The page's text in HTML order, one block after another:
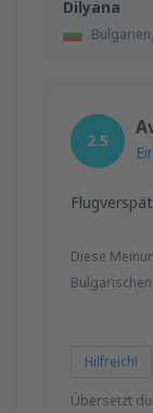
Dilyana
Bulgarien,
2.5
Diese
Bulgarischen.
Hilfreich!
Übersetzt